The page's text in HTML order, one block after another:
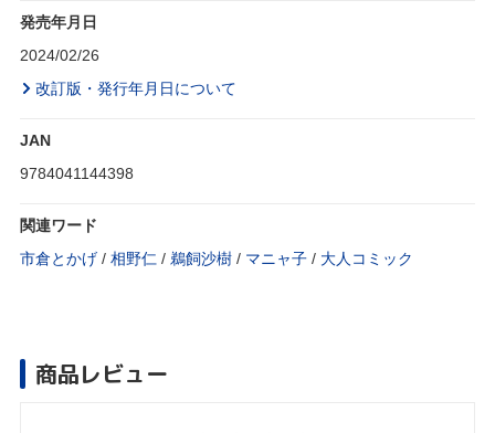
発売年月日
2024/02/26
改訂版・発行年月日について
JAN
9784041144398
関連ワード
市倉とかげ / 相野仁 / 鵜飼沙樹 / マニャ子 / 大人コミック
商品レビュー